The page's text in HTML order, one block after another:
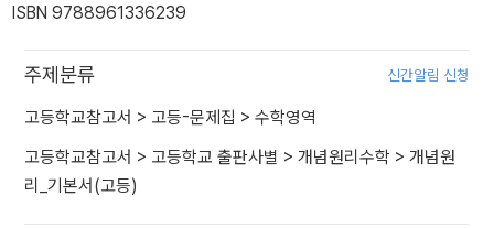
ISBN 9788961336239
주제분류 신간알림 신청
고등학교참고서 > 고등-문제집 > 수학영역
고등학교참고서 > 고등학교 출판사별 > 개념원리수학 > 개념원
리_기본서(고등)